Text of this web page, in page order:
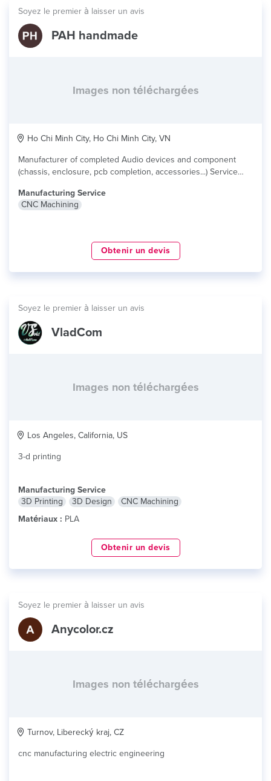
Soyez le premier à laisser un avis
PAH handmade
Images non téléchargées
Ho Chi Minh City, Ho Chi Minh City, VN
Manufacturer of completed Audio devices and component
(chassis, enclosure, pcb completion, accessories...) Service
Manufacturing Service
CNC Machining
Obtenir un devis
Soyez le premier à laisser un avis
VladCom
Images non téléchargées
Los Angeles, California, US
3-d printing
Manufacturing Service
3D Printing
3D Design
CNC Machining
Matériaux : PLA
Obtenir un devis
Soyez le premier à laisser un avis
Anycolor.cz
Images non téléchargées
Turnov, Liberecký kraj, CZ
cnc manufacturing electric engineering